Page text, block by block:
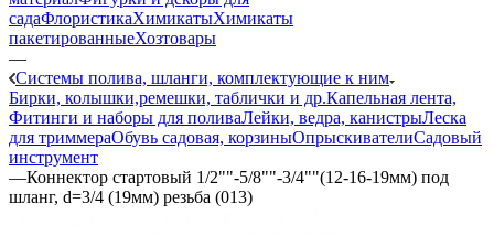
садаФлористикаХимикатыХимикаты
пакетированныеХозтовары
—
Системы полива, шланги, комплектующие к ним
Бирки, колышки,ремешки, таблички и др.Капельная лента,
Фитинги и наборы для поливаЛейки, ведра, канистрыЛеска
для триммераОбувь садовая, корзиныОпрыскивателиСадовый
инструмент
—Коннектор стартовый 1/2""-5/8""-3/4""(12-16-19мм) под
шланг, d=3/4 (19мм) резьба (013)